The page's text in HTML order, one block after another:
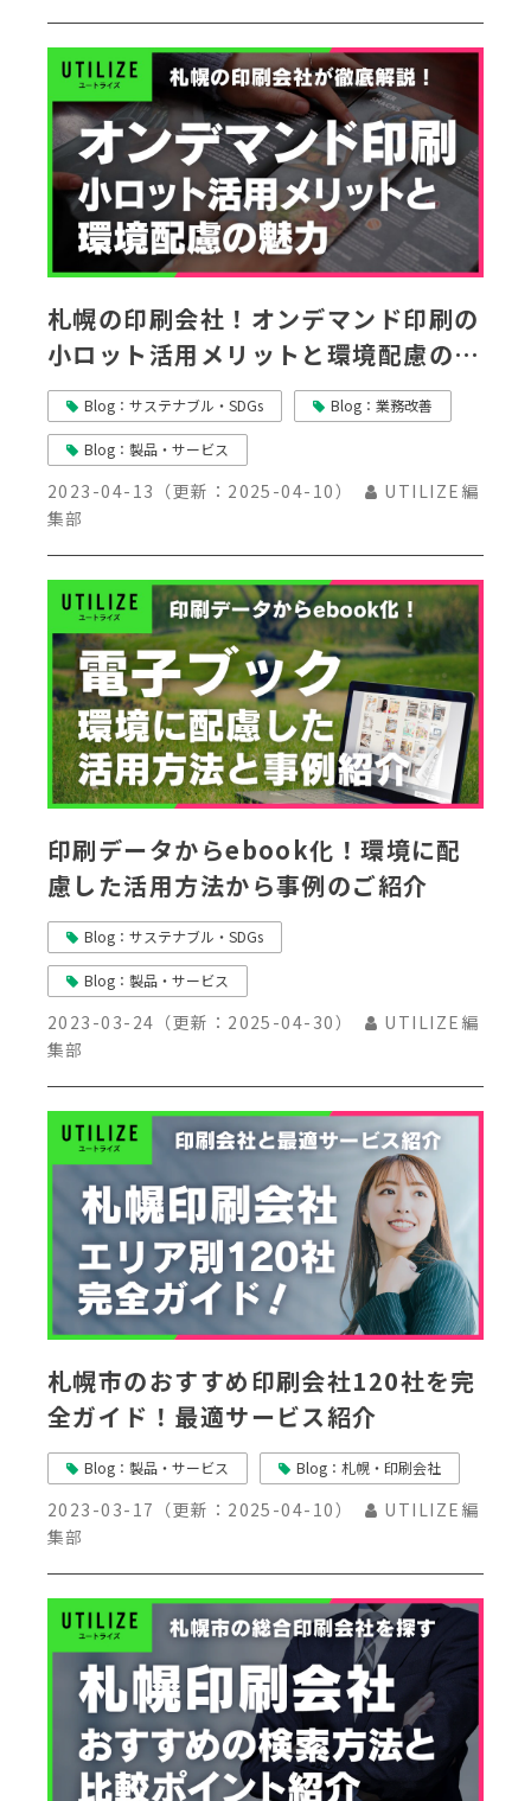
札幌の印刷会社！オンデマンド印刷の
小ロット活用メリットと環境配慮の魅
力 Blog：サステナブル・SDGs Blog：業務改善
Blog：製品・サービス
2023-04-13 （更新： 2025-04-10）
UTILIZE編
集部
印刷データからebook化！環境に配
慮した活用方法から事例のご紹介
Blog：サステナブル・SDGs
Blog：製品・サービス
2023-03-24 （更新： 2025-04-30）
UTILIZE編
集部
札幌市のおすすめ印刷会社120社を完
全ガイド！最適サービス紹介
Blog：製品・サービス Blog：札幌・印刷会社
2023-03-17 （更新： 2025-04-10）
UTILIZE編
集部